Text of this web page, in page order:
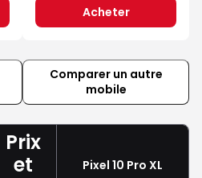
Acheter
Comparer un autre
mobile
Prix
et
Pixel 10 Pro XL